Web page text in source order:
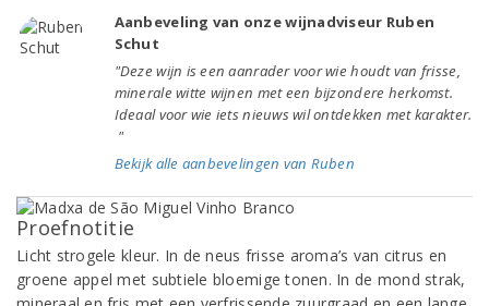
Aanbeveling van onze wijnadviseur Ruben
Schut
"Deze wijn is een aanrader voor wie houdt van frisse,
minerale witte wijnen met een bijzondere herkomst.
Ideaal voor wie iets nieuws wil ontdekken met karakter.
"
Bekijk alle aanbevelingen van Ruben
Proefnotitie
Licht strogele kleur. In de neus frisse aroma’s van citrus en
groene appel met subtiele bloemige tonen. In de mond strak,